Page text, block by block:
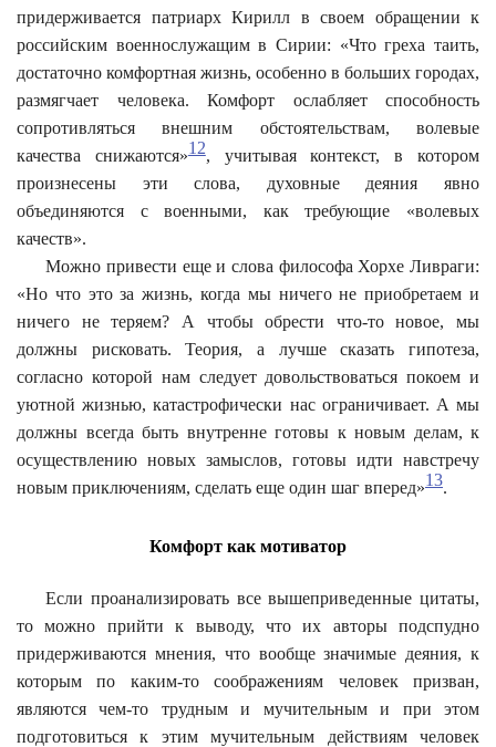
придерживается патриарх Кирилл в своем обращении к
российским военнослужащим в Сирии: «Что греха таить,
достаточно комфортная жизнь, особенно в больших городах,
размягчает человека. Комфорт ослабляет способность
сопротивляться внешним обстоятельствам, волевые
качества снижаются»12, учитывая контекст, в котором
произнесены эти слова, духовные деяния явно
объединяются с военными, как требующие «волевых
качеств».
Можно привести еще и слова философа Хорхе Ливраги:
«Но что это за жизнь, когда мы ничего не приобретаем и
ничего не теряем? А чтобы обрести что-то новое, мы
должны рисковать. Теория, а лучше сказать гипотеза,
согласно которой нам следует довольствоваться покоем и
уютной жизнью, катастрофически нас ограничивает. А мы
должны всегда быть внутренне готовы к новым делам, к
осуществлению новых замыслов, готовы идти навстречу
новым приключениям, сделать еще один шаг вперед»13.
Комфорт как мотиватор
Если проанализировать все вышеприведенные цитаты,
то можно прийти к выводу, что их авторы подспудно
придерживаются мнения, что вообще значимые деяния, к
которым по каким-то соображениям человек призван,
являются чем-то трудным и мучительным и при этом
подготовиться к этим мучительным действиям человек